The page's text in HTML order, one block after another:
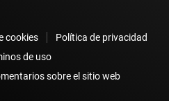
cookies
Política de privacidad
de uso
sobre el sitio web